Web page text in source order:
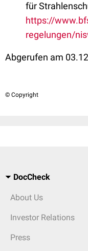
für
https://
regelungen/
Abgerufen am
© Copyright
DocCheck
About Us
Investor Relations
Press